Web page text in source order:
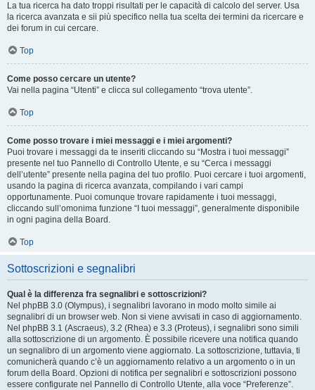
La tua ricerca ha dato troppi risultati per le capacità di calcolo del server. Usa
la ricerca avanzata e sii più specifico nella tua scelta dei termini da ricercare e
dei forum in cui cercare.
Top
Come posso cercare un utente?
Vai nella pagina “Utenti” e clicca sul collegamento “trova utente”.
Top
Come posso trovare i miei messaggi e i miei argomenti?
Puoi trovare i messaggi da te inseriti cliccando su “Mostra i tuoi messaggi”
presente nel tuo Pannello di Controllo Utente, e su “Cerca i messaggi
dell’utente” presente nella pagina del tuo profilo. Puoi cercare i tuoi argomenti,
usando la pagina di ricerca avanzata, compilando i vari campi
opportunamente. Puoi comunque trovare rapidamente i tuoi messaggi,
cliccando sull’omonima funzione “I tuoi messaggi”, generalmente disponibile
in ogni pagina della Board.
Top
Sottoscrizioni e segnalibri
Qual è la differenza fra segnalibri e sottoscrizioni?
Nel phpBB 3.0 (Olympus), i segnalibri lavorano in modo molto simile ai
segnalibri di un browser web. Non si viene avvisati in caso di aggiornamento.
Nel phpBB 3.1 (Ascraeus), 3.2 (Rhea) e 3.3 (Proteus), i segnalibri sono simili
alla sottoscrizione di un argomento. È possibile ricevere una notifica quando
un segnalibro di un argomento viene aggiornato. La sottoscrizione, tuttavia, ti
comunicherà quando c’è un aggiornamento relativo a un argomento o in un
forum della Board. Opzioni di notifica per segnalibri e sottoscrizioni possono
essere configurate nel Pannello di Controllo Utente, alla voce “Preferenze”.